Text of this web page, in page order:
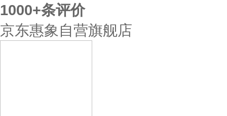
1000+条评价
京东惠象自营旗舰店